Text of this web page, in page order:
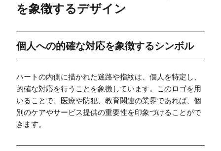
を象徴するデザイン
個人への的確な対応を象徴するシンボル
ハートの内側に描かれた迷路や指紋は、個人を特定し、
的確な対応を行うことを象徴しています。このロゴを用
いることで、医療や防犯、教育関連の業界であれば、個
別のケアやサービス提供の重要性を印象づけることがで
きます。